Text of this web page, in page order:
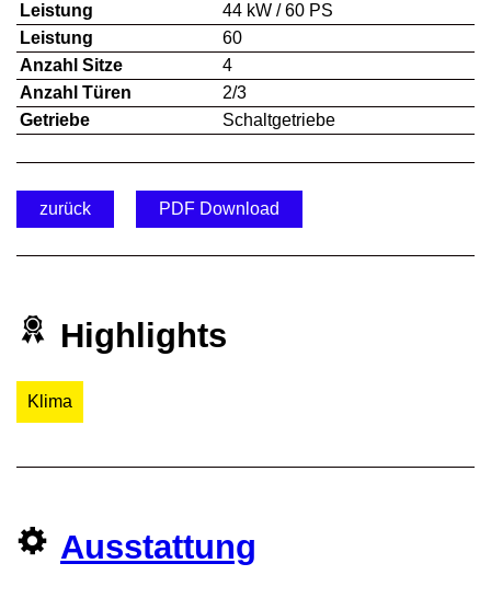
Leistung
44 kW / 60 PS
Leistung
60
Anzahl Sitze
4
Anzahl Türen
2/3
Getriebe
Schaltgetriebe
zurück PDF Download
Highlights
Klima
Ausstattung